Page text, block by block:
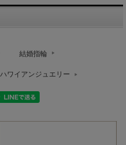
結婚指輪
ハワイアンジュエリー